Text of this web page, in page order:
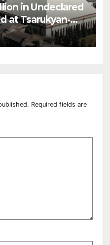
in Undeclared
at Tsarukyan-
Center
Required fields are